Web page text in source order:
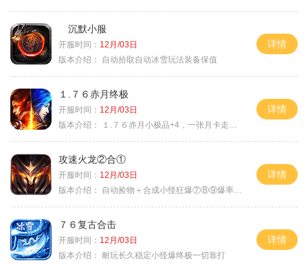
沉默小服
开服时间： 12月/03日
版本介绍：
自动拾取自动冰雪玩法装备保值
详情
１.７６赤月终极
开服时间： 12月/03日
版本介绍：
１.７６赤月小极品+4，一张月卡走天涯a
详情
攻速火龙②合①
开服时间： 12月/03日
版本介绍：
自动捡物＋合成小怪狂爆⑦⑧⑨爆率+９
详情
７６复古合击
开服时间： 12月/03日
版本介绍： 耐玩长久稳定小怪爆终极一切靠打
详情